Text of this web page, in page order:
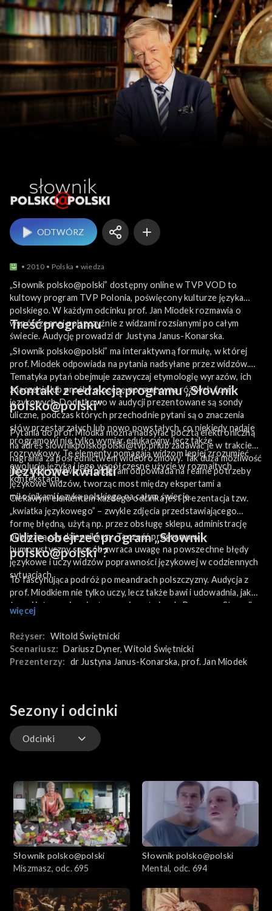
Słownik polsko@polski
ODTWÓRZ
2010 Polska wiedza
„Słownik polsko@polski” dostępny online w TVP VOD to
kultowy program TVP Polonia, poświęcony kulturze języka
polskiego. W każdym odcinku prof. Jan Miodek rozmawia o
współczesnej polszczyźnie z widzami rozsianymi po całym
świecie. Audycję prowadzi dr Justyna Janus-Konarska.
Treść programu
„Słownik polsko@polski” ma interaktywną formułę, w której
prof. Miodek odpowiada na pytania nadsyłane przez widzów.
Tematyka pytań obejmuje zazwyczaj etymologię wyrazów, ich
znaczenia lub prośby o ocenę normatywną różnych form
językowych. Dodatkowo w audycji prezentowane są sondy
uliczne, podczas których przechodnie pytani są o znaczenia
słów przestarzałych lub nowo powstałych, co niekiedy nadaje
programowi nie tylko wymiar edukacyjny, lecz także
rozrywkowy. Te elementy pomagają widzom lepiej zrozumieć
ewolucję języka i jego współczesne użycie w rozmaitych
kontekstach.
Kontakt z redakcją programu „Słownik
polsko@polski”
Pytania do prof. Miodka można nadsyłać pocztą elektroniczną
na adres slownikpolskopolski@tvp.pl lub zadawać je w trakcie
nagrania za pośrednictwem wideorozmowy. Tak duża możliwość
interakcji sprawia, że program odpowiada na realne potrzeby
językowe widzów, tworząc most między ekspertami a
miłośnikami języka polskiego na całym świecie.
Językowe kwiatki
Ciekawym elementem każdego odcinka jest prezentacja tzw.
„kwiatka językowego” – zwykle zdjęcia przedstawiającego
formę błędną, użytą np. przez obsługę sklepu, administrację
publiczną czy dziennikarzy. Ta część programu w
humorystyczny sposób zwraca uwagę na powszechne błędy
językowe i uczy widzów poprawności językowej w codziennych
sytuacjach.
Gdzie obejrzeć program „Słownik
polsko@polski”?
To fascynująca podróż po meandrach polszczyzny. Audycja z
prof. Miodkiem nie tylko uczy, lecz także bawi i udowadnia, jak
żywy i interesujący jest nasz ojczysty język. Program „Słownik
polsko@polski” oglądaj w TVP VOD!
więcej
Reżyser: Witold Świętnicki
Scenariusz: Dariusz Dyner, Witold Świętnicki
Prezenterzy: dr Justyna Janus-Konarska, prof. Jan Miodek
Sezony i odcinki
Odcinki
Słownik polsko@polski
Miszmasz, odc. 695
Słownik polsko@polski
Mental, odc. 694